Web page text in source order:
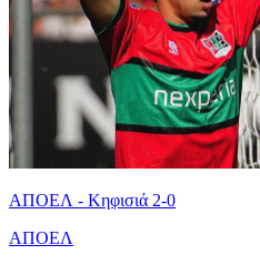
ΑΠΟΕΛ - Κηφισιά 2-0
ΑΠΟΕΛ